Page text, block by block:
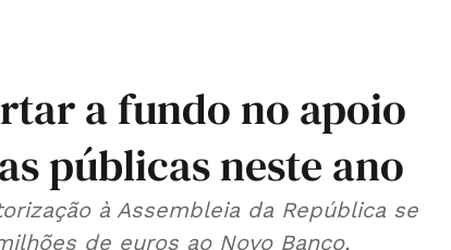
a fundo no apoio
públicas neste ano
à Assembleia da República se
de euros ao Novo Banco,